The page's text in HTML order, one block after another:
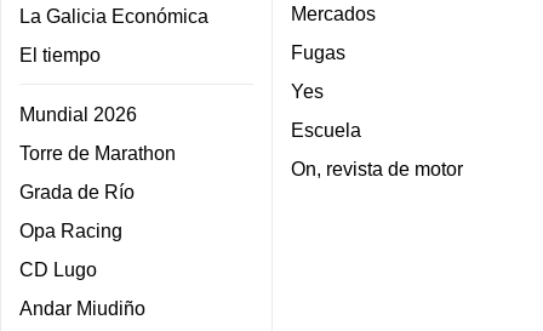
La Galicia Económica
El tiempo
Mundial 2026
Torre de Marathon
Grada de Río
Opa Racing
CD Lugo
Andar Miudiño
Mercados
Fugas
Yes
Escuela
On, revista de motor